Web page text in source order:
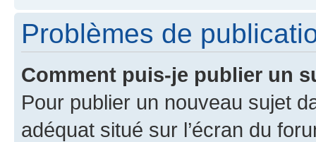
Problèmes de
Comment puis-je publier un
Pour publier un nouveau sujet
adéquat situé sur l’écran du